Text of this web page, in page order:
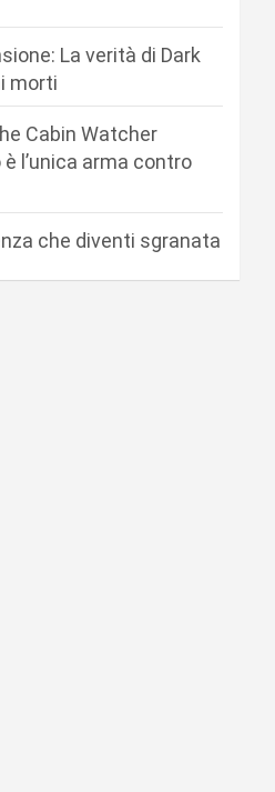
La verità di Dark
morti
Cabin Watcher
l’unica arma contro
che diventi sgranata